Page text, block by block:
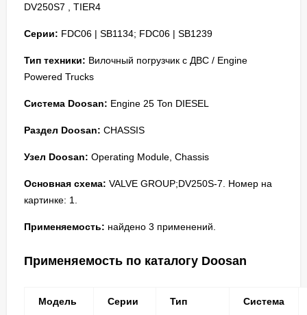
DV250S7 , TIER4
Серии: FDC06 | SB1134; FDC06 | SB1239
Тип техники: Вилочный погрузчик с ДВС / Engine
Powered Trucks
Система Doosan: Engine 25 Ton DIESEL
Раздел Doosan: CHASSIS
Узел Doosan: Operating Module, Chassis
Основная схема: VALVE GROUP;DV250S-7. Номер на
картинке: 1.
Применяемость: найдено 3 применений.
Применяемость по каталогу Doosan
Модель Серии Тип Система